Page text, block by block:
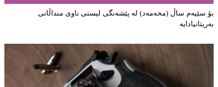
بۆ سێیەم ساڵ (محەمەد) لە پێشەنگی لیستی ناوی منداڵانى
بەریتانیادایە